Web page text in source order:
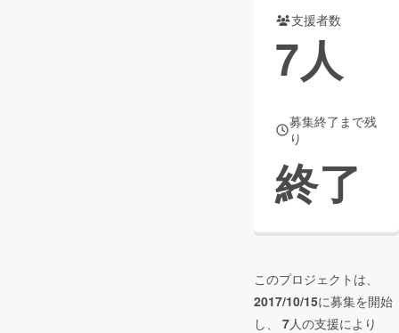
コミュニティ
支援者数
7人
募集終了まで残
り
終了
このプロジェクトは、
2017/10/15に募集を開始
し、 7人の支援により